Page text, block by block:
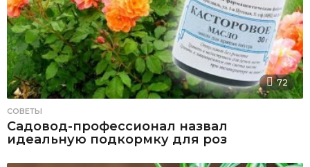
72
СОВЕТЫ
Садовод-профессионал назвал
идеальную подкормку для роз